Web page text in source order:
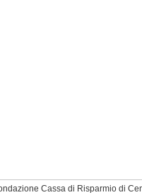
Cassa di Risparmio di